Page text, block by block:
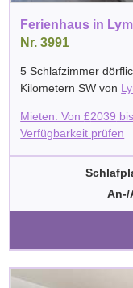
Ferienhaus in
Nr. 3991
5 Schlafzimmer
Kilometern SW von
Mieten: Von£2039
Verfügbarkeit prüfen
An-/